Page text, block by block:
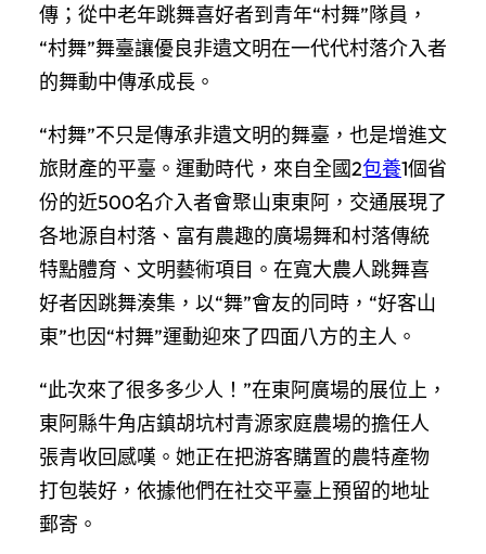
傳；從中老年跳舞喜好者到青年“村舞”隊員，
“村舞”舞臺讓優良非遺文明在一代代村落介入者
的舞動中傳承成長。
“村舞”不只是傳承非遺文明的舞臺，也是增進文
旅財產的平臺。運動時代，來自全國2包養1個省
份的近500名介入者會聚山東東阿，交通展現了
各地源自村落、富有農趣的廣場舞和村落傳統
特點體育、文明藝術項目。在寬大農人跳舞喜
好者因跳舞湊集，以“舞”會友的同時，“好客山
東”也因“村舞”運動迎來了四面八方的主人。
“此次來了很多多少人！”在東阿廣場的展位上，
東阿縣牛角店鎮胡坑村青源家庭農場的擔任人
張青收回感嘆。她正在把游客購置的農特產物
打包裝好，依據他們在社交平臺上預留的地址
郵寄。